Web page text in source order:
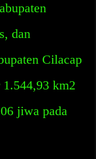
dan
Cilacap
km2
jiwa pada